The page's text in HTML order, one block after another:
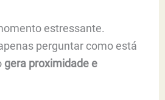
estressante.
perguntar como está
gera proximidade e